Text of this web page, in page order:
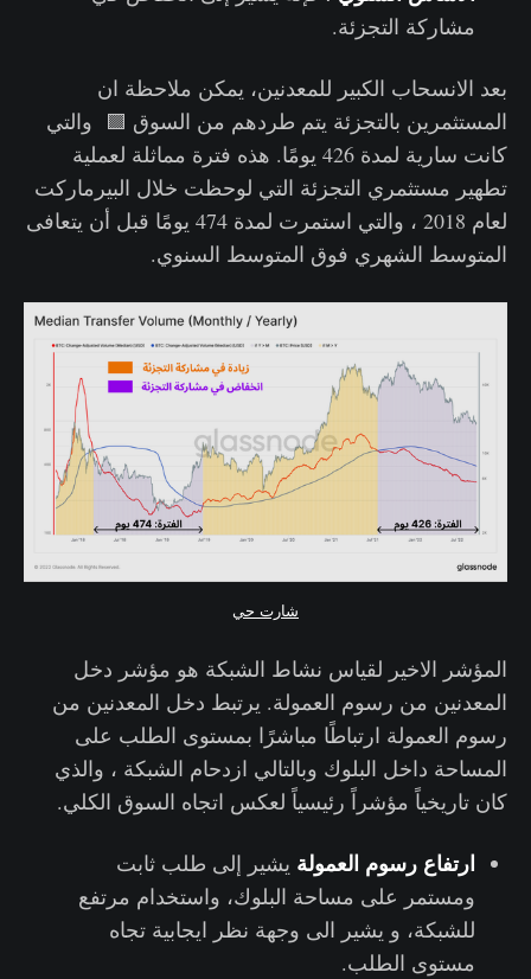
مشاركة التجزئة.
بعد الانسحاب الكبير للمعدنين، يمكن ملاحظة ان
المستثمرين بالتجزئة يتم طردهم من السوق 🟪 والتي
كانت سارية لمدة 426 يومًا. هذه فترة مماثلة لعملية
تطهير مستثمري التجزئة التي لوحظت خلال البيرماركت
لعام 2018 ، والتي استمرت لمدة 474 يومًا قبل أن يتعافى
المتوسط ​​الشهري فوق المتوسط ​​السنوي.
شارت حي
المؤشر الاخير لقياس نشاط الشبكة هو مؤشر دخل
المعدنين من رسوم العمولة. يرتبط دخل المعدنين من
رسوم العمولة ارتباطًا مباشرًا بمستوى الطلب على
المساحة داخل البلوك وبالتالي ازدحام الشبكة ، والذي
كان تاريخياً مؤشراً رئيسياً لعكس اتجاه السوق الكلي.
ارتفاع رسوم العمولة يشير إلى طلب ثابت
ومستمر على مساحة البلوك، واستخدام مرتفع
للشبكة، و يشير الى وجهة نظر ايجابية تجاه
مستوى الطلب.